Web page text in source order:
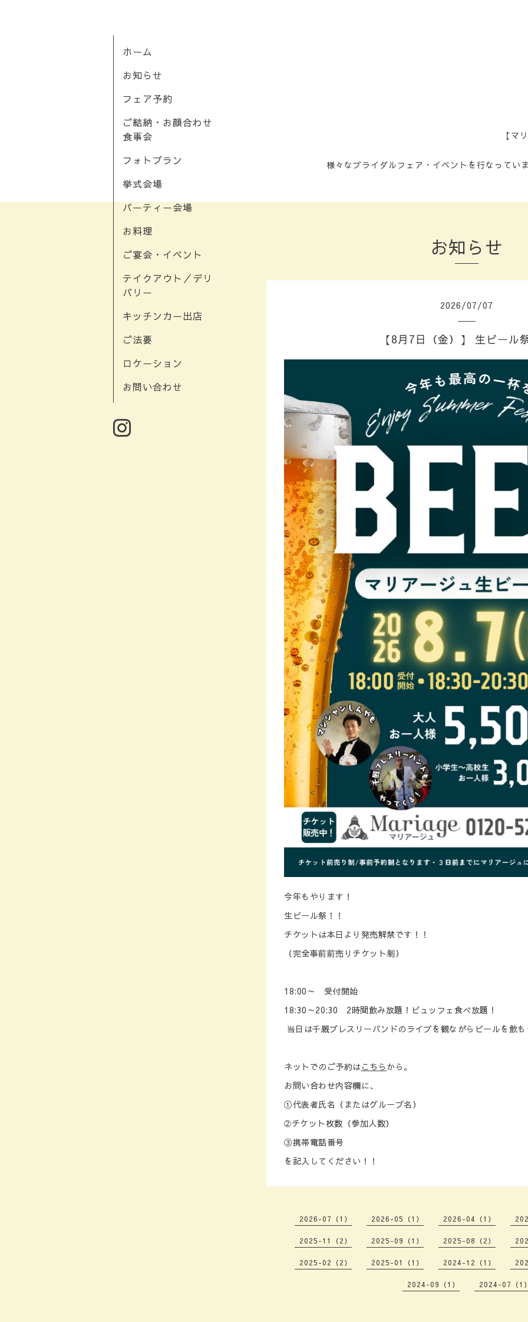
【マ
様々なブライダルフェア・イベントを行なってい
ホーム
お知らせ
フェア予約
ご結納・お顔合わせ
食事会
フォトプラン
挙式会場
パーティー会場
お料理
ご宴会・イベント
テイクアウト／デリ
バリー
キッチンカー出店
ご法要
ロケーション
お問い合わせ
お知らせ
2026/07/07
【8月7日（金）】 生ビール
今年もやります！
生ビール祭！！
チケットは本日より発売解禁です！！
（完全事前前売りチケット制）
18:00～ 受付開始
18:30～20:30 2時間飲み放題！ビュッフェ食べ放題！
当日は千厩プレスリーバンドのライブを観ながらビールを飲
ネットでのご予約はこちら から。
お問い合わせ内容欄に、
①代表者氏名（またはグループ名）
➁チケット枚数（参加人数）
③携帯電話番号
を記入してください！！
2026-07（1） 2026-05（1） 2026-04（1）
2025-11（2） 2025-09（1） 2025-08（2）
2025-02（2） 2025-01（1） 2024-12（1）
2024-09（1） 2024-07（1